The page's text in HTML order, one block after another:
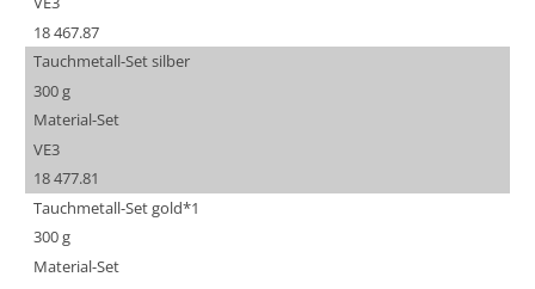
18 467.87
Tauchmetall-Set silber
300 g
Material-Set
VE3
18 477.81
Tauchmetall-Set gold*1
300 g
Material-Set